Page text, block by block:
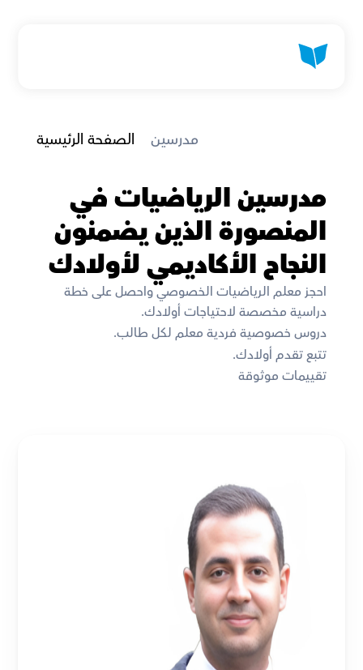
الصفحة الرئيسية مدرسين
مدرسين الرياضيات في
المنصورة الذين يضمنون
النجاح الأكاديمي لأولادك
احجز معلم الرياضيات الخصوصي واحصل على خطة
دراسية مخصصة لاحتياجات أولادك.
دروس خصوصية فردية معلم لكل طالب.
تتبع تقدم أولادك.
تقييمات موثوقة